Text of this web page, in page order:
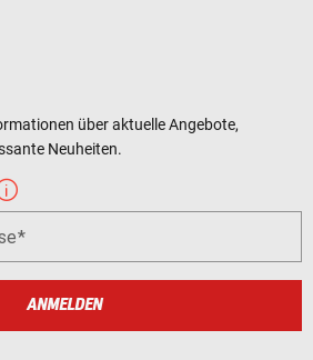
über aktuelle Angebote,
Neuheiten.
ANMELDEN